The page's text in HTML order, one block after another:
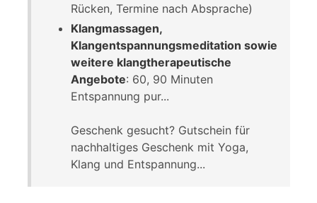
Rücken, Termine nach Absprache)
Klangmassagen,
Klangentspannungsmeditation sowie
weitere klangtherapeutische
Angebote: 60, 90 Minuten
Entspannung pur...
Geschenk gesucht? Gutschein für
nachhaltiges Geschenk mit Yoga,
Klang und Entspannung...